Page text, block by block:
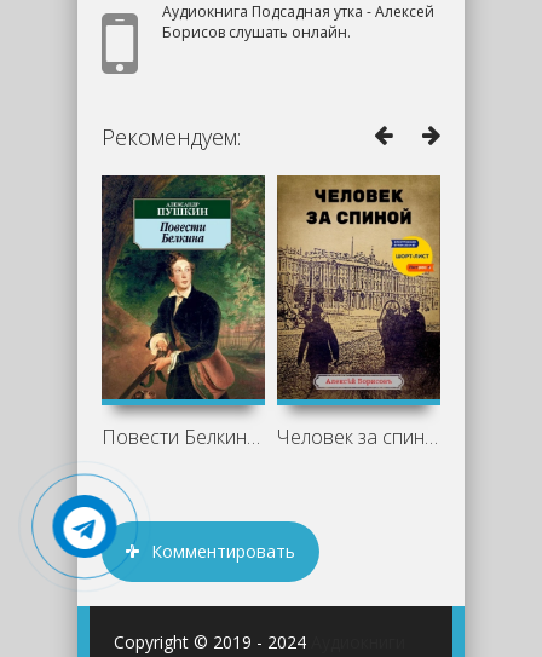
Аудиокнига Подсадная утка - Алексей
Борисов слушать онлайн.
Рекомендуем:
Повести Белкина - Александр Пушкин Человек за спиной - Алексей Борисов
Комментировать
Copyright © 2019 - 2024